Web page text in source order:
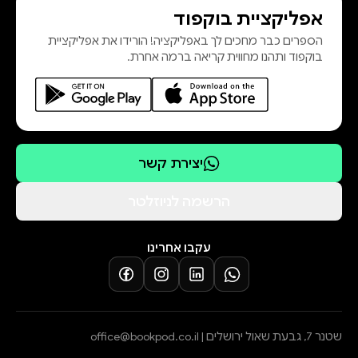
אפליקציית בוקפוד
הספרים כבר מחכים לך באפליקציה! הורידו את אפליקציית
בוקפוד ותהנו מחווית קריאה ברמה אחרת.
יצירת קשר
עקבו אחרינו
שטנר 7, גבעת שאול ירושלים | office@bookpod.co.il